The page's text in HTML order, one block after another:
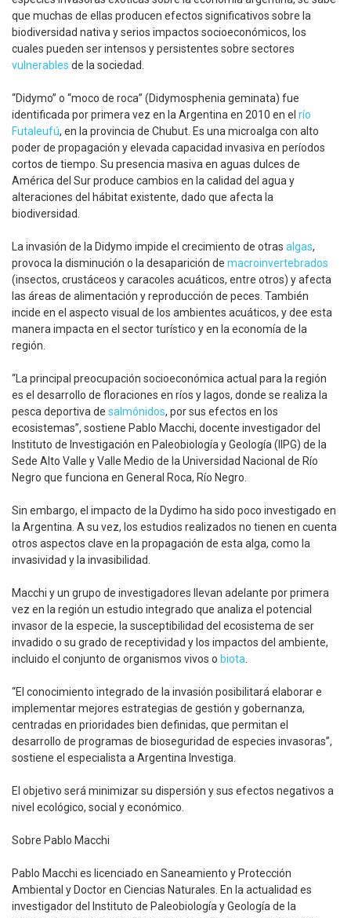
que muchas de ellas producen efectos significativos sobre la
biodiversidad nativa y serios impactos socioeconómicos, los
cuales pueden ser intensos y persistentes sobre sectores
vulnerables de la sociedad.
“Didymo” o “moco de roca” (Didymosphenia geminata) fue
identificada por primera vez en la Argentina en 2010 en el río
Futaleufú, en la provincia de Chubut. Es una microalga con alto
poder de propagación y elevada capacidad invasiva en períodos
cortos de tiempo. Su presencia masiva en aguas dulces de
América del Sur produce cambios en la calidad del agua y
alteraciones del hábitat existente, dado que afecta la
biodiversidad.
La invasión de la Didymo impide el crecimiento de otras algas,
provoca la disminución o la desaparición de macroinvertebrados
(insectos, crustáceos y caracoles acuáticos, entre otros) y afecta
las áreas de alimentación y reproducción de peces. También
incide en el aspecto visual de los ambientes acuáticos, y dee esta
manera impacta en el sector turístico y en la economía de la
región.
“La principal preocupación socioeconómica actual para la región
es el desarrollo de floraciones en ríos y lagos, donde se realiza la
pesca deportiva de salmónidos, por sus efectos en los
ecosistemas”, sostiene Pablo Macchi, docente investigador del
Instituto de Investigación en Paleobiología y Geología (IIPG) de la
Sede Alto Valle y Valle Medio de la Universidad Nacional de Río
Negro que funciona en General Roca, Río Negro.
Sin embargo, el impacto de la Dydimo ha sido poco investigado en
la Argentina. A su vez, los estudios realizados no tienen en cuenta
otros aspectos clave en la propagación de esta alga, como la
invasividad y la invasibilidad.
Macchi y un grupo de investigadores llevan adelante por primera
vez en la región un estudio integrado que analiza el potencial
invasor de la especie, la susceptibilidad del ecosistema de ser
invadido o su grado de receptividad y los impactos del ambiente,
incluido el conjunto de organismos vivos o biota
“El conocimiento integrado de la invasión posibilitará elaborar e
implementar mejores estrategias de gestión y gobernanza,
centradas en prioridades bien definidas, que permitan el
desarrollo de programas de bioseguridad de especies invasoras”,
sostiene el especialista a Argentina Investiga.
El objetivo será minimizar su dispersión y sus efectos negativos a
nivel ecológico, social y económico.
Sobre Pablo Macchi
Pablo Macchi es licenciado en Saneamiento y Protección
Ambiental y Doctor en Ciencias Naturales. En la actualidad es
investigador del Instituto de Paleobiología y Geología de la